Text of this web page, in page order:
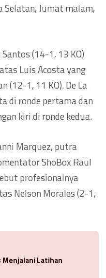
Selatan, Jumat malam,
(14-1, 13 KO)
Luis Acosta yang
(12-1, 11 KO). De La
di ronde pertama dan
kiri di ronde kedua.
Marquez, putra
ShoBox Raul
profesionalnya
Nelson Morales (2-1,
Menjalani Latihan